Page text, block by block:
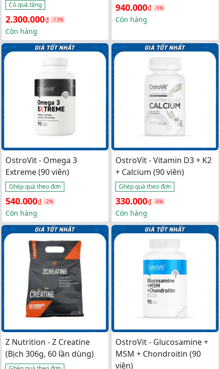
Có quà tặng
Giá
gốc
là:
2.650.000₫.
2.300.000₫
Giá
hiện
tại
là:
-13%
Còn hàng
Giá
gốc
990.000₫.
940.000₫
Giá
hiện
là:
940.000₫.
-5%
Còn hàng
OstroVit - Omega 3
Extreme (90 viên)
Ghép quà theo đơn
Giá
gốc
là:
550.000₫.
540.000₫
Giá
hiện
tại
là:
540.000₫.
-2%
Còn hàng
OstroVit - Vitamin D3 + K2
+ Calcium (90 viên)
Ghép quà theo đơn
Giá
gốc
là:
350.000₫.
330.000₫
Giá
hiện
tại
là:
330.000₫.
-6%
Còn hàng
Z Nutrition - Z Creatine
(Bịch 306g, 60 lần dùng)
OstroVit - Glucosamine +
MSM + Chondroitin (90
viên)